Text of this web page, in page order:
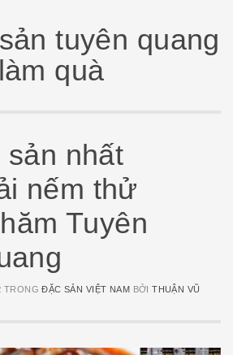
tuyên quang
làm quà
sản nhất
nếm thử
Tuyên
TRONGĐẶC SẢN VIỆT NAM BỞITHUẬN VŨ